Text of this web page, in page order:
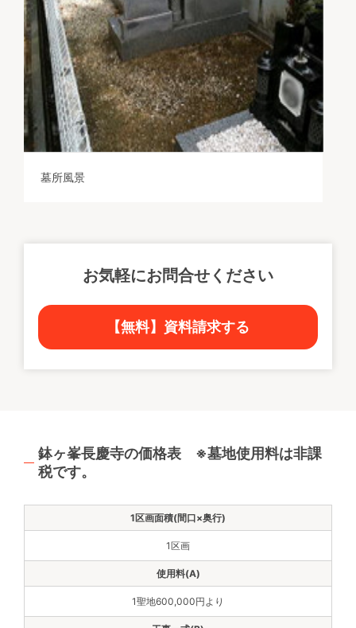
墓所風景
お気軽にお問合せください
【無料】資料請求する
鉢ヶ峯長慶寺の価格表 ※墓地使用料は非課
税です。
1区画
1聖地600,000円より